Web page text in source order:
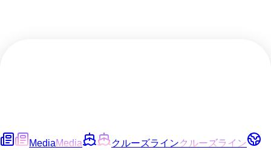
MediaMedia クルーズラインクルーズライン